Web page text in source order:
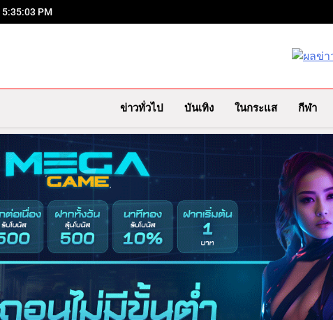
5:35:04 PM
ผข่าววั
ข่าวทั่วไป บันเทิง ในกระแส กีฬา